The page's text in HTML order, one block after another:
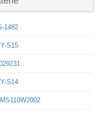
1482
S15
S14